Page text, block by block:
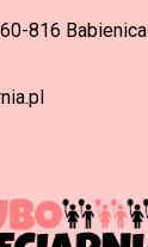
816 Babienica